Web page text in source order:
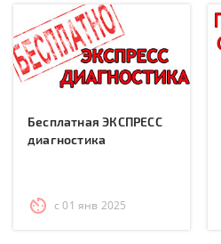
Бесплатная ЭКСПРЕСС
диагностика
с 01 янв 2025